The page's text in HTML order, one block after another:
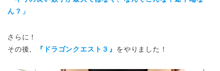
ん？」
さらに！
その後、
『ドラゴンクエスト３』 をやりました！